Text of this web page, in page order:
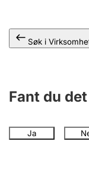
Søk i
Fant du
Ja